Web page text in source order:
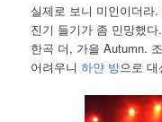
실제로 보니 미인이더라
진기 들기가 좀 민망했
한곡 더, 가을 Autumn.
어려우니하얀 방으로 대